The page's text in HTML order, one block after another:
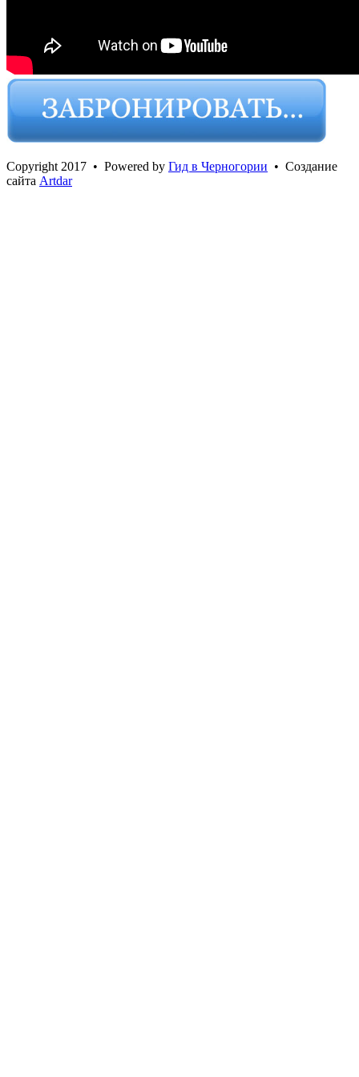
Сopyright 2017 • Powered by Гид в Черногории • Создание
сайта Artdar